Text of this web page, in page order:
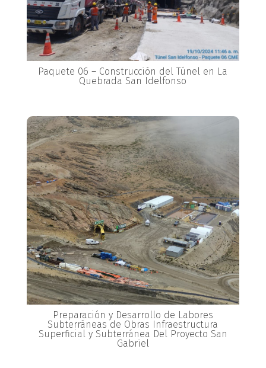
Paquete 06 – Construcción del Túnel en La
Quebrada San Idelfonso
Preparación y Desarrollo de Labores
Subterráneas de Obras Infraestructura
Superficial y Subterránea Del Proyecto San
Gabriel